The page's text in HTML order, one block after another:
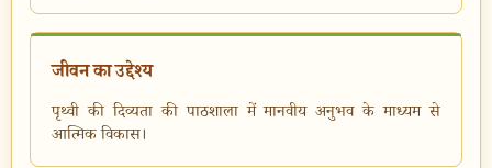
जीवन का उद्देश्य
पृथ्वी की दिव्यता की पाठशाला में मानवीय अनुभव के माध्यम से
आत्मिक विकास।